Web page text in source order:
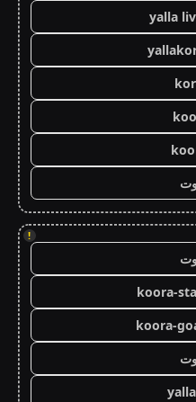
!